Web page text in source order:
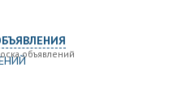
объявлений